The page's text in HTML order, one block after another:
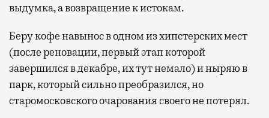
выдумка, а возвращение к истокам.
Беру кофе навынос в одном из хипстерских мест
(после реновации, первый этап которой
завершился в декабре, их тут немало) и ныряю в
парк, который сильно преобразился, но
старомосковского очарования своего не потерял.